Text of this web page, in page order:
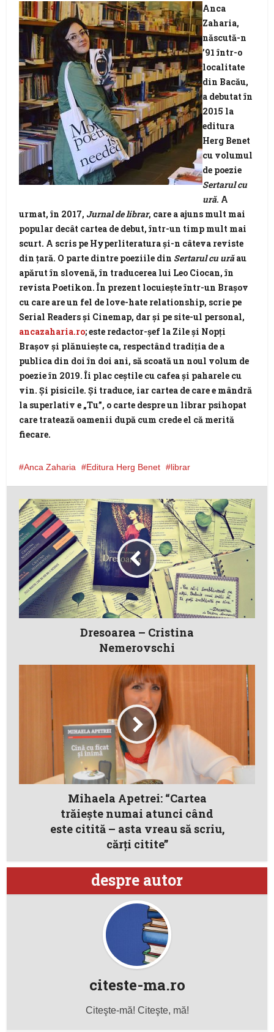
Anca
Zaharia,
născută-n
’91 într-o
localitate
din Bacău,
a debutat în
2015 la
editura
Herg Benet
cu volumul
de poezie
Sertarul cu
ură. A
urmat, în 2017, Jurnal de librar, care a ajuns mult mai
popular decât cartea de debut, într-un timp mult mai
scurt. A scris pe Hyperliteratura și-n câteva reviste
din țară. O parte dintre poeziile din Sertarul cu urăau
apărut în slovenă, în traducerea lui Leo Ciocan, în
revista Poetikon. În prezent locuiește într-un Brașov
cu care are un fel de love-hate relationship, scrie pe
Serial Readers și Cinemap, dar și pe site-ul personal,
ancazaharia.ro; este redactor-șef la Zile și Nopți
Brașov și plănuiește ca, respectând tradiția de a
publica din doi în doi ani, să scoată un noul volum de
poezie în 2019. Îi plac ceștile cu cafea și paharele cu
vin. Și pisicile. Și traduce, iar cartea de care e mândră
la superlativ e „Tu”, o carte despre un librar psihopat
care tratează oamenii după cum crede el că merită
fiecare.
Anca Zaharia Editura Herg Benet librar
Dresoarea – Cristina
Nemerovschi
Mihaela Apetrei: “Cartea
trăiește numai atunci când
este citită – asta vreau să scriu,
cărți citite”
despre autor
citeste-ma.ro
Citeşte-mă! Citeşte, mă!